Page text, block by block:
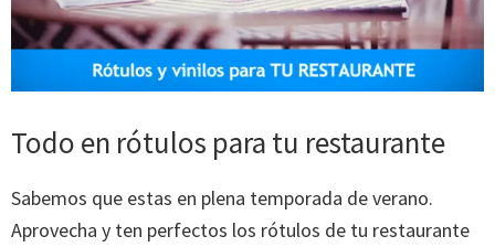
Todo en rótulos para tu restaurante
Sabemos que estas en plena temporada de verano.
Aprovecha y ten perfectos los rótulos de tu restaurante